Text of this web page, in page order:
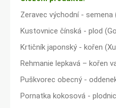
Zeravec východní - semena
Kustovnice čínská - plod
Krtičník japonský - kořen
Rehmanie lepkavá – kořen
Puškvorec obecný -
Pornatka kokosová -